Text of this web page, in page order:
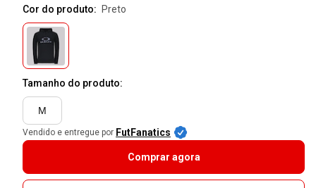
Cor do produto:
preto
Tamanho do produto:
M
Vendido e entregue por FutFanatics
Comprar agora